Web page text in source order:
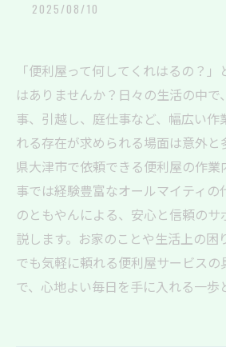
2025/08/10
「便利屋って何してくれはるの？
はありませんか？日々の生活の中で
事、引越し、庭仕事など、幅広い作
れる存在が求められる場面は意外と
県大津市で依頼できる便利屋の作業
事では経験豊富なオールマイティの
のともやんによる、安心と信頼の
説します。お家のことや生活上の困
でも気軽に頼れる便利屋サービスの
で、心地よい毎日を手に入れる一歩